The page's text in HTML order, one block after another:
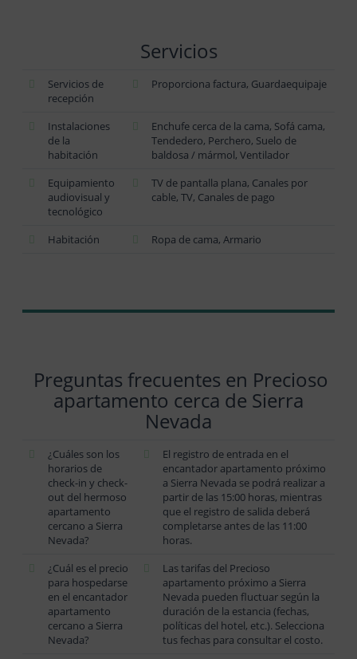
Servicios
Servicios de
recepción
Proporciona factura, Guardaequipaje
Instalaciones
de la
habitación
Enchufe cerca de la cama, Sofá cama,
Tendedero, Perchero, Suelo de
baldosa / mármol, Ventilador
Equipamiento
audiovisual y
tecnológico
TV de pantalla plana, Canales por
cable, TV, Canales de pago
Habitación Ropa de cama, Armario
Preguntas frecuentes en Precioso
apartamento cerca de Sierra
Nevada
¿Cuáles son los
horarios de
check-in y check-
out del hermoso
apartamento
cercano a Sierra
Nevada?
El registro de entrada en el
encantador apartamento próximo
a Sierra Nevada se podrá realizar a
partir de las 15:00 horas, mientras
que el registro de salida deberá
completarse antes de las 11:00
horas.
¿Cuál es el precio
para hospedarse
en el encantador
apartamento
cercano a Sierra
Nevada?
Las tarifas del Precioso
apartamento próximo a Sierra
Nevada pueden fluctuar según la
duración de la estancia (fechas,
políticas del hotel, etc.). Selecciona
tus fechas para consultar el costo.